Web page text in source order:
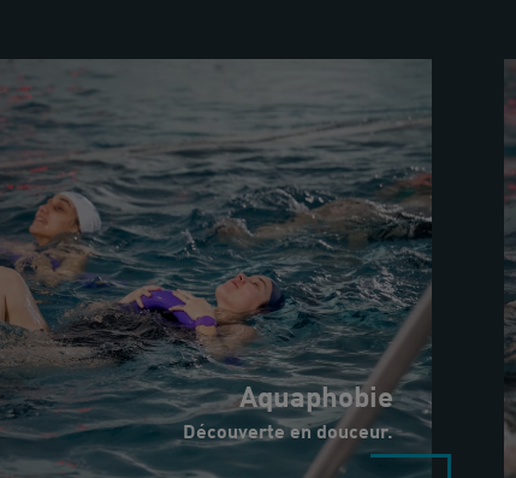
Aquaphobie
Découverte en douceur.